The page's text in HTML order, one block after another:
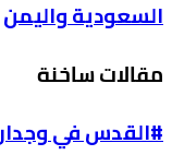
السعودية واليمن
مقالات ساخنة
#القدس في